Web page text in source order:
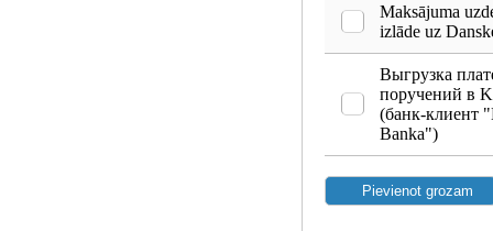
Maksājuma
izlāde uz
Выгрузка
поручений в
(банк-клиент
Banka")